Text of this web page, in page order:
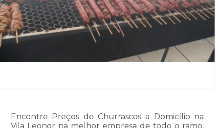
Encontre Preços de Churrascos a Domicílio na
Vila Leonor na melhor empresa de todo o ramo,